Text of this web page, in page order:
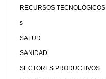
RECURSOS TECNOLÓGICOS
s
SALUD
SANIDAD
SECTORES PRODUCTIVOS